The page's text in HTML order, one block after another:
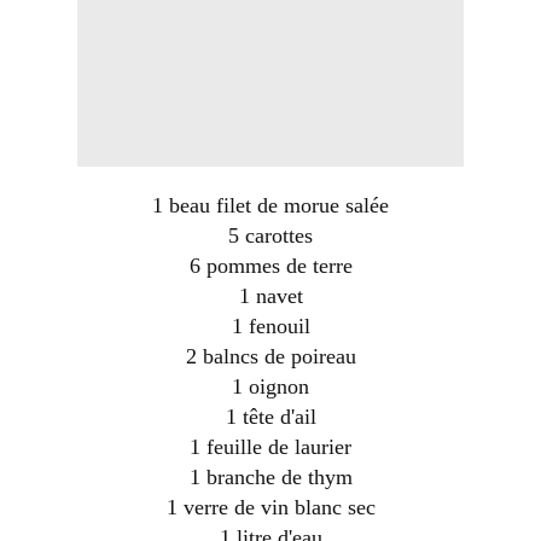
1 beau filet de morue salée
5 carottes
6 pommes de terre
1 navet
1 fenouil
2 balncs de poireau
1 oignon
1 tête d'ail
1 feuille de laurier
1 branche de thym
1 verre de vin blanc sec